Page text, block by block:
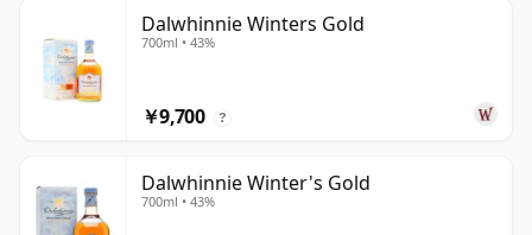
Dalwhinnie Winters Gold
700ml • 43%
￥9,700 ?
Dalwhinnie Winter's Gold
700ml • 43%